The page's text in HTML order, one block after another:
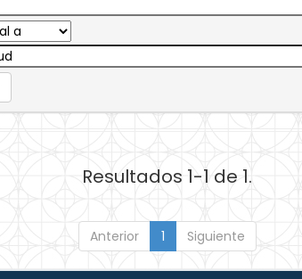
Resultados 1-1 de 1.
Anterior 1 Siguiente